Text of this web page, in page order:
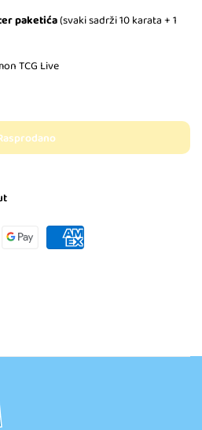
paketića(svaki sadrži 10 karata + 1
TCG Live